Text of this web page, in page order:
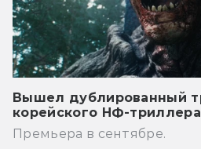
Вышел дублированный
корейского НФ-
Премьера в сентябре.